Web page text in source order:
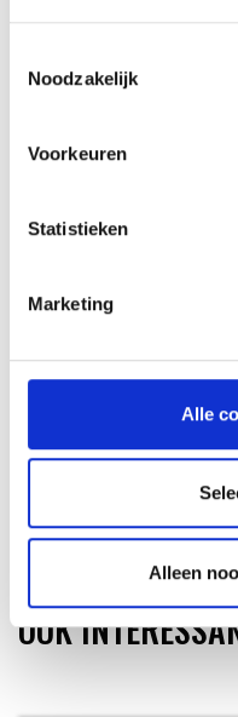
Noodzakelijk
Voorkeuren
Statistieken
Marketing
Alle
Alleen
ASPAN
OOK